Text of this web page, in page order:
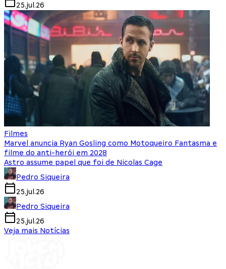
25.jul.26
Filmes
Marvel anuncia Ryan Gosling como Motoqueiro Fantasma e
filme do anti-herói em 2028
Astro assume papel que foi de Nicolas Cage
Pedro Siqueira
25.jul.26
Pedro Siqueira
25.jul.26
Veja mais Notícias